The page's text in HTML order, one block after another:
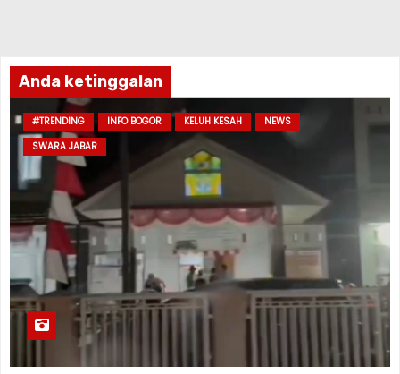
Anda ketinggalan
#TRENDING INFO BOGOR KELUH KESAH
NEWS
SWARA JABAR